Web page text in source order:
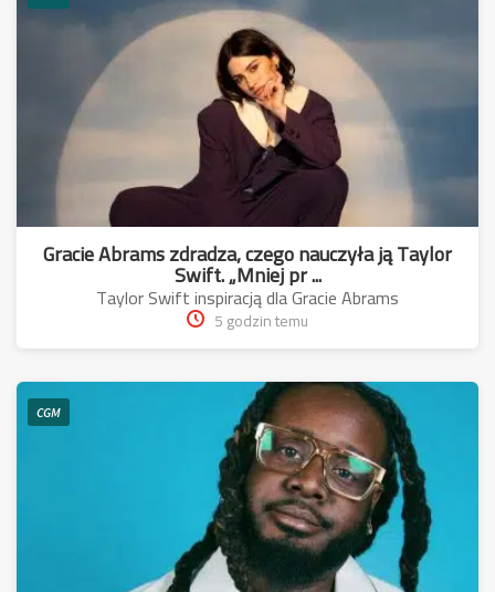
Gracie Abrams zdradza, czego nauczyła ją Taylor
Swift. „Mniej pr ...
Taylor Swift inspiracją dla Gracie Abrams
5 godzin temu
CGM